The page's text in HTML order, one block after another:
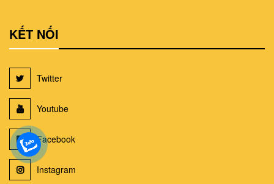
KẾT NỐI
Twitter
Youtube
Facebook
Instagram